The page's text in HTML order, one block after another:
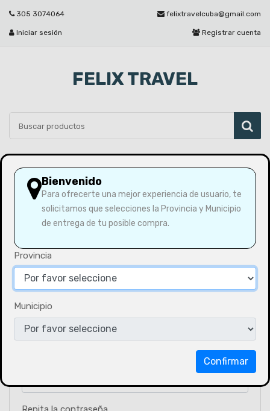
305 3074064 felixtravelcuba@gmail.com
Registrar cuenta
Iniciar sesión
FELIX TRAVEL
Por favor seleccione
Regístrate como
cliente
Bienvenido
Para ofrecerte una mejor experiencia de usuario, te
solicitamos que selecciones la Provincia y Municipio
de entrega de tu posible compra.
Provincia
Municipio
Confirmar